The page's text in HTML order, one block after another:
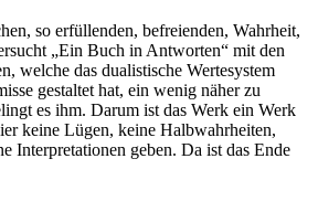
so erfüllenden, befreienden, Wahrheit,
„Ein Buch in Antworten“ mit den
welche das dualistische Wertesystem
gestaltet hat, ein wenig näher zu
es ihm. Darum ist das Werk ein Werk
keine Lügen, keine Halbwahrheiten,
Interpretationen geben. Da ist das Ende